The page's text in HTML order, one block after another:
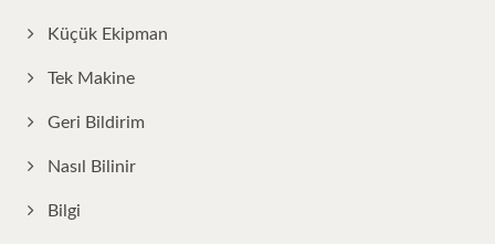
Küçük Ekipman
Tek Makine
Geri Bildirim
Nasıl Bilinir
Bilgi